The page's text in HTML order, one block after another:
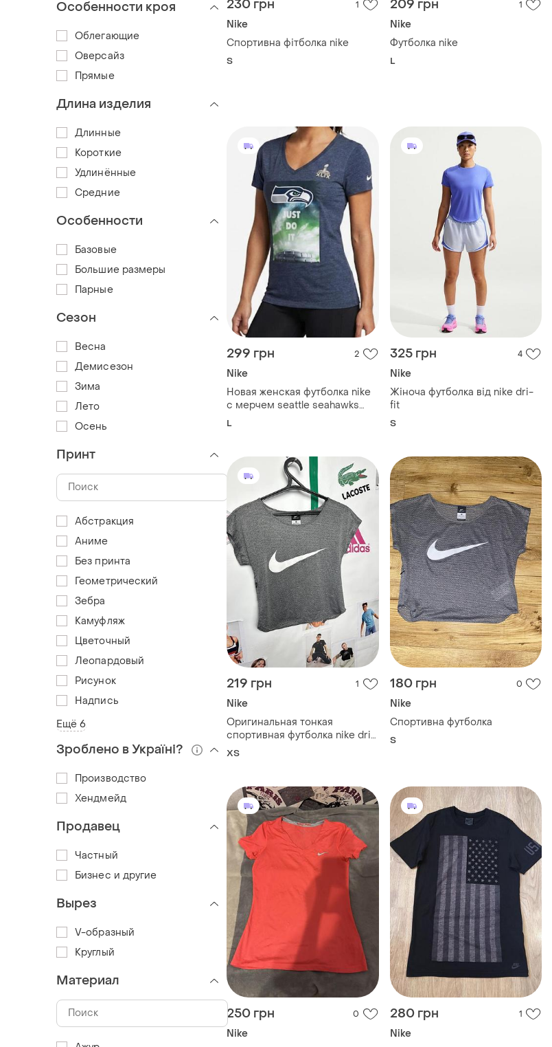
230 грн 1
Nike
Спортивна фітболка nike
S
209 грн 1
Nike
Футболка nike
L
299 грн 2
Nike
Новая женская футболка nike
с мерчем seattle seahawks
(super bowl xlix) размер l
L
325 грн 4
Nike
Жіноча футболка від nike dri-
fit
S
219 грн 1
Nike
Оригинальная тонкая
спортивная футболка nike dri
fit
ХS
180 грн 0
Nike
Спортивна футболка
S
250 грн 0
Nike
280 грн 1
Nike
Особенности кроя
Облегающие
Оверсайз
Прямые
Длина изделия
Длинные
Короткие
Удлинённые
Средние
Особенности
Базовые
Большие размеры
Парные
Сезон
Весна
Демисезон
Зима
Лето
Осень
Принт
Абстракция
Аниме
Без принта
Геометрический
Зебра
Камуфляж
Цветочный
Леопардовый
Рисунок
Надпись
Ещё 6
Зроблено в Україні?
Производство
Хендмейд
Продавец
Частный
Бизнес и другие
Вырез
V-образный
Круглый
Материал